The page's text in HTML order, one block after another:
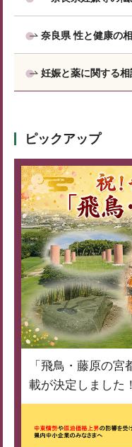
奈良県 性と健康の
妊娠と薬に関する
ピックアップ
「飛鳥・藤原の
載が決定しました！